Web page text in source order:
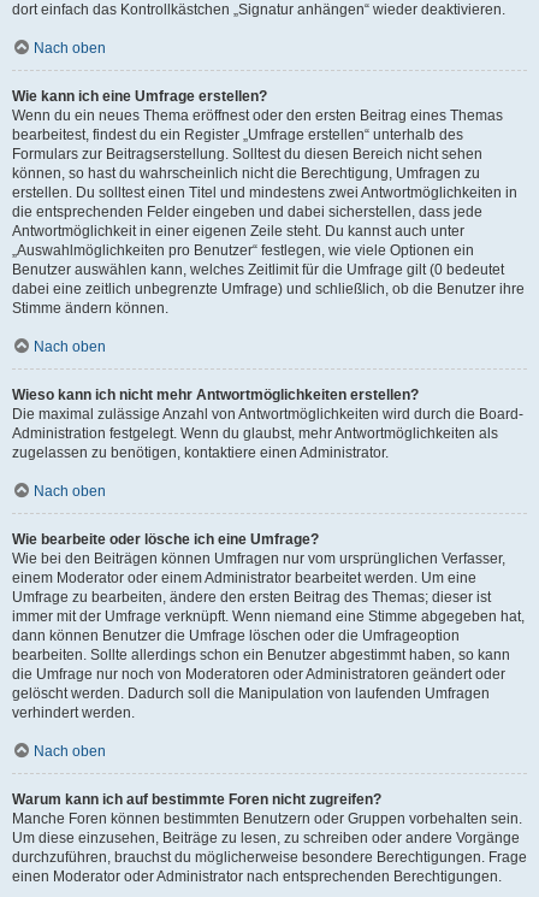
dort einfach das Kontrollkästchen „Signatur anhängen“ wieder deaktivieren.
Nach oben
Wie kann ich eine Umfrage erstellen?
Wenn du ein neues Thema eröffnest oder den ersten Beitrag eines Themas
bearbeitest, findest du ein Register „Umfrage erstellen“ unterhalb des
Formulars zur Beitragserstellung. Solltest du diesen Bereich nicht sehen
können, so hast du wahrscheinlich nicht die Berechtigung, Umfragen zu
erstellen. Du solltest einen Titel und mindestens zwei Antwortmöglichkeiten in
die entsprechenden Felder eingeben und dabei sicherstellen, dass jede
Antwortmöglichkeit in einer eigenen Zeile steht. Du kannst auch unter
„Auswahlmöglichkeiten pro Benutzer“ festlegen, wie viele Optionen ein
Benutzer auswählen kann, welches Zeitlimit für die Umfrage gilt (0 bedeutet
dabei eine zeitlich unbegrenzte Umfrage) und schließlich, ob die Benutzer ihre
Stimme ändern können.
Nach oben
Wieso kann ich nicht mehr Antwortmöglichkeiten erstellen?
Die maximal zulässige Anzahl von Antwortmöglichkeiten wird durch die Board-
Administration festgelegt. Wenn du glaubst, mehr Antwortmöglichkeiten als
zugelassen zu benötigen, kontaktiere einen Administrator.
Nach oben
Wie bearbeite oder lösche ich eine Umfrage?
Wie bei den Beiträgen können Umfragen nur vom ursprünglichen Verfasser,
einem Moderator oder einem Administrator bearbeitet werden. Um eine
Umfrage zu bearbeiten, ändere den ersten Beitrag des Themas; dieser ist
immer mit der Umfrage verknüpft. Wenn niemand eine Stimme abgegeben hat,
dann können Benutzer die Umfrage löschen oder die Umfrageoption
bearbeiten. Sollte allerdings schon ein Benutzer abgestimmt haben, so kann
die Umfrage nur noch von Moderatoren oder Administratoren geändert oder
gelöscht werden. Dadurch soll die Manipulation von laufenden Umfragen
verhindert werden.
Nach oben
Warum kann ich auf bestimmte Foren nicht zugreifen?
Manche Foren können bestimmten Benutzern oder Gruppen vorbehalten sein.
Um diese einzusehen, Beiträge zu lesen, zu schreiben oder andere Vorgänge
durchzuführen, brauchst du möglicherweise besondere Berechtigungen. Frage
einen Moderator oder Administrator nach entsprechenden Berechtigungen.